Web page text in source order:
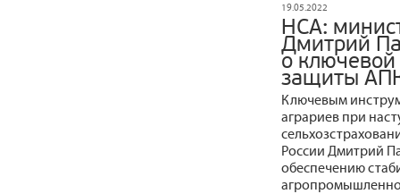
19.05.2022
НСА:
Дмитрий
о ключевой
защиты
Ключевым
аграриев при
России Дмитрий
обеспечению